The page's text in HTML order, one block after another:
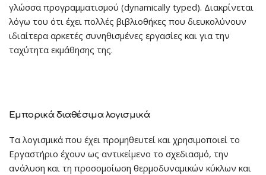
γλώσσα προγραμματισμού (dynamically typed). Διακρίνεται
λόγω του ότι έχει πολλές βιβλιοθήκες που διευκολύνουν
ιδιαίτερα αρκετές συνηθισμένες εργασίες και για την
ταχύτητα εκμάθησης της.
Εμπορικά διαθέσιμα λογισμικά
Τα λογισμικά που έχει προμηθευτεί και χρησιμοποιεί το
Εργαστήριο έχουν ως αντικείμενο το σχεδιασμό, την
ανάλυση και τη προσομοίωση θερμοδυναμικών κύκλων και